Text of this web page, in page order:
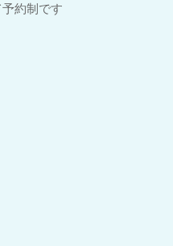
約制です